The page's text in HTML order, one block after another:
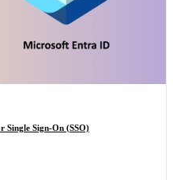
Single Sign-On (SSO)